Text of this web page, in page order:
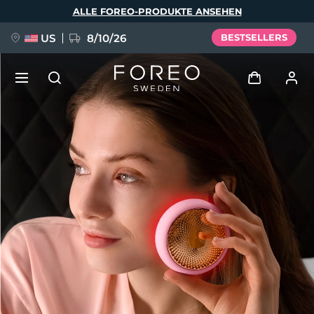
ALLE FOREO-PRODUKTE ANSEHEN
US 8/10/26 BESTSELLERS
Anmelden
Benutzerkonto
Meine Geräte
Meine Bestellungen
Meine Adressen
Meine Abonnements
FAQ™ Pure Beauty-Tech Elixir
BREAKING NEWS
issa™ Teeth Whitening Set
Sprache
Deutsch
Español
Français
Italiano
Português
Polski
Svenska
Русский
Türkçe
简体中文 繁體中文